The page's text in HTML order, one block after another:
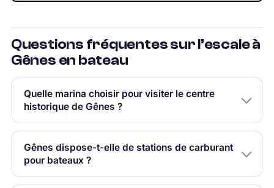
Questions fréquentes sur l’escale à
Gênes en bateau
Quelle marina choisir pour visiter le centre
historique de Gênes ?
Gênes dispose-t-elle de stations de carburant
pour bateaux ?